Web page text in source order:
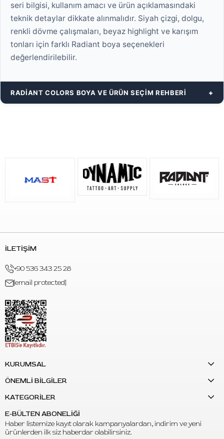
seri bilgisi, kullanım amacı ve ürün açıklamasındaki
teknik detaylar dikkate alınmalıdır. Siyah çizgi, dolgu,
renkli dövme çalışmaları, beyaz highlight ve karışım
tonları için farklı Radiant boya seçenekleri
değerlendirilebilir.
RADIANT COLORS BOYA VE ÜRÜN SEÇIM REHBERI
İLETİŞİM
+90 536 343 25 28
[email protected]
KURUMSAL
ÖNEMLİ BİLGİLER
KATEGORİLER
E-BÜLTEN ABONELİĞİ
Haber listemize kayıt olarak kampanyalardan, indirim ve yeni
ürünlerden ilk siz haberdar olabilirsiniz.